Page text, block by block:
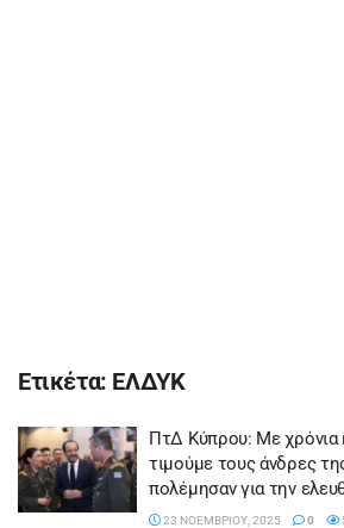
Ετικέτα: ΕΛΔΥΚ
ΠτΔ Κύπρου: Με χρόνια
τιμούμε τους άνδρες
πολέμησαν για την
23 ΝΟΕΜΒΡΊΟΥ, 2025 0